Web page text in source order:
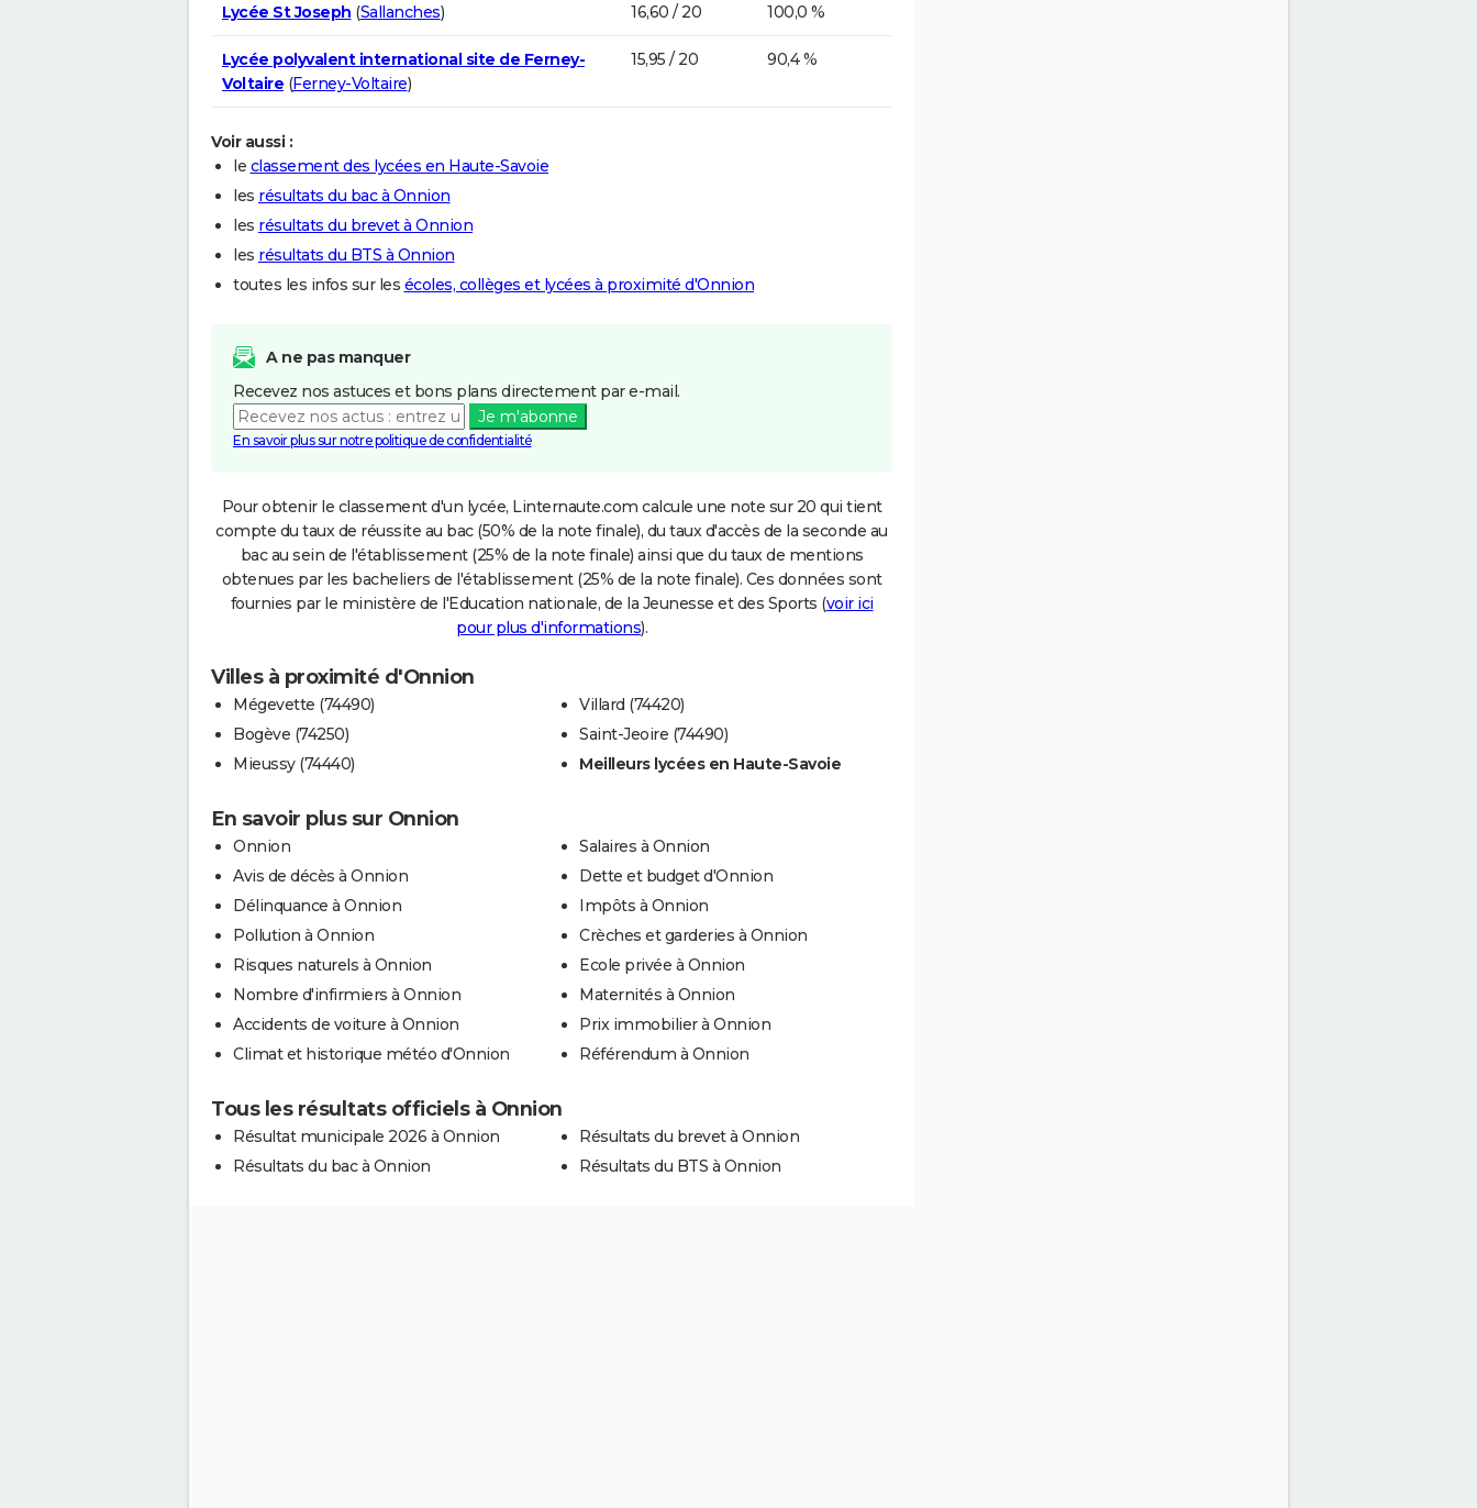
Lycée St Joseph (Sallanches) 16,60 / 20 100,0 %
Lycée polyvalent international site de Ferney-
Voltaire (Ferney-Voltaire)
15,95 / 20 90,4 %
Voir aussi :
le classement des lycées en Haute-Savoie
les résultats du bac à Onnion
les résultats du brevet à Onnion
les résultats du BTS à Onnion
toutes les infos sur les écoles, collèges et lycées à proximité d'Onnion
A ne pas manquer
Recevez nos astuces et bons plans directement par e-mail.
Je m'abonne
En savoir plus sur notre politique de confidentialité
Pour obtenir le classement d'un lycée, Linternaute.com calcule une note sur 20 qui tient
compte du taux de réussite au bac (50% de la note finale), du taux d'accès de la seconde au
bac au sein de l'établissement (25% de la note finale) ainsi que du taux de mentions
obtenues par les bacheliers de l'établissement (25% de la note finale). Ces données sont
fournies par le ministère de l'Education nationale, de la Jeunesse et des Sports (voir ici
pour plus d'informations).
Villes à proximité d'Onnion
Mégevette (74490)
Bogève (74250)
Mieussy (74440)
Villard (74420)
Saint-Jeoire (74490)
Meilleurs lycées en Haute-Savoie
En savoir plus sur Onnion
Onnion
Avis de décès à Onnion
Délinquance à Onnion
Pollution à Onnion
Risques naturels à Onnion
Nombre d'infirmiers à Onnion
Accidents de voiture à Onnion
Climat et historique météo d'Onnion
Salaires à Onnion
Dette et budget d'Onnion
Impôts à Onnion
Crèches et garderies à Onnion
Ecole privée à Onnion
Maternités à Onnion
Prix immobilier à Onnion
Référendum à Onnion
Tous les résultats officiels à Onnion
Résultat municipale 2026 à Onnion
Résultats du bac à Onnion
Résultats du brevet à Onnion
Résultats du BTS à Onnion